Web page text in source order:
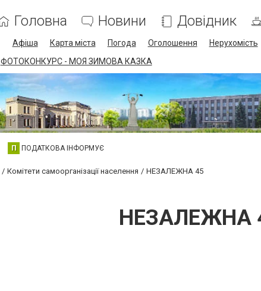
Головна Новини Довідник
Афіша Карта міста Погода Оголошення Нерухомість
ФОТОКОНКУРС - МОЯ ЗИМОВА КАЗКА
П ПОДАТКОВА ІНФОРМУЄ
Комітети самоорганізації населення НЕЗАЛЕЖНА 45
НЕЗАЛЕЖНА